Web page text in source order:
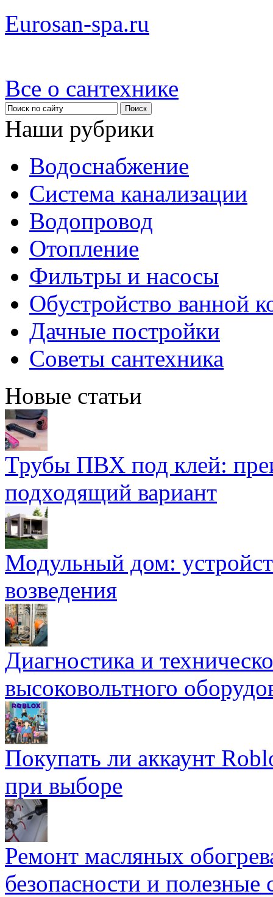
Eurosan-spa.ru
Все о сантехнике
Наши рубрики
Водоснабжение
Система канализации
Водопровод
Отопление
Фильтры и насосы
Обустройство ванной
Дачные постройки
Советы сантехника
Новые статьи
Трубы ПВХ под клей:
подходящий вариант
Модульный дом:
возведения
Диагностика и
высоковольтного
Покупать ли аккаунт
при выборе
Ремонт масляных
безопасности и полезные